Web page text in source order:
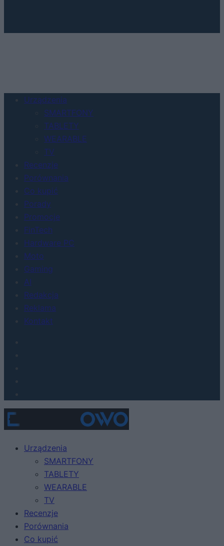
Urządzenia
SMARTFONY
TABLETY
WEARABLE
TV
Recenzje
Porównania
Co kupić
Porady
Promocje
FinTech
Hardware PC
Moto
Gaming
AI
Redakcja
Reklama
Kontakt
Urządzenia
SMARTFONY
TABLETY
WEARABLE
TV
Recenzje
Porównania
Co kupić